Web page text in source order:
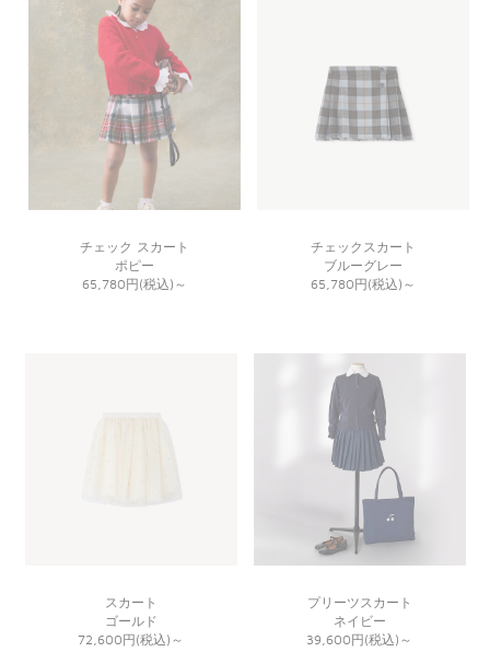
チェック スカート
ポピー
65,780円(税込) ～
チェックスカート
ブルーグレー
65,780円(税込) ～
スカート
ゴールド
72,600円(税込) ～
プリーツスカート
ネイビー
39,600円(税込) ～